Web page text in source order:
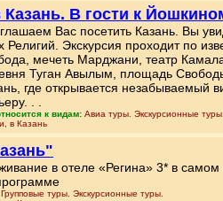
В гости к
Вас посетить Казань. Вы
Религий. Экскурсия проходит по
мечеть Марджани, театр
Туган Авылым, площадь
где открывается незабываемый
. .
к видам: Авиа туры. Экскурсионные туры.
в Казань
в отеле «Регина» 3* в
туры. Экскурсионные туры.